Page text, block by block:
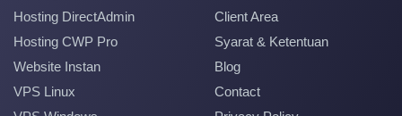
Hosting DirectAdmin
Hosting CWP Pro
Website Instan
VPS Linux
Client Area
Syarat & Ketentuan
Blog
Contact